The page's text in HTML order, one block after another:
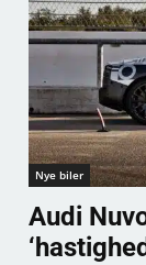
Nye biler
Audi